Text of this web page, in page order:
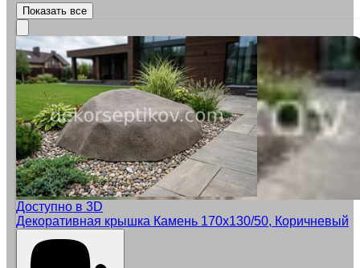
Показать все
Доступно в 3D
Декоративная крышка Камень 170х130/50, Коричневый